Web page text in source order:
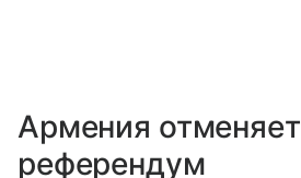
Армения отменяет
референдум